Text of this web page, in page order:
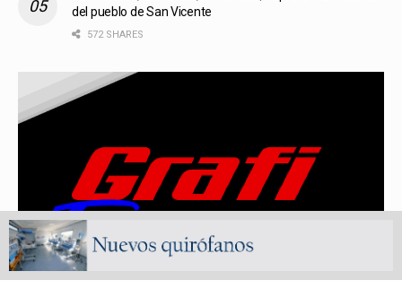
del pueblo de San Vicente
572 SHARES